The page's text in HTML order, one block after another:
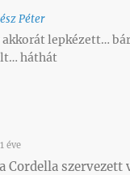
Péter
lepkézett… bár
háthát
éve
Cordella szervezett